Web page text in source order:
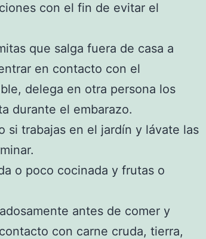
con el fin de evitar el
que salga fuera de casa a
en contacto con el
delega en otra persona los
durante el embarazo.
si trabajas en el jardín y lávate las
o poco cocinada y frutas o
antes de comer y
con carne cruda, tierra,